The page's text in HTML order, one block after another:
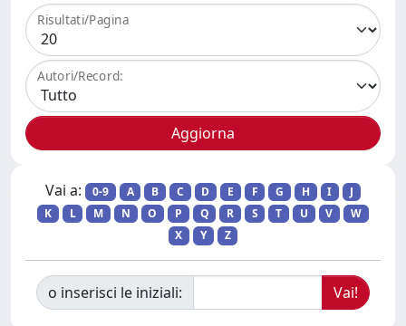
Risultati/Pagina
Autori/Record:
Vai a: 0-9 A B C D E F G H I
J
K
L M N O P Q R S T U V
W
X
Y Z
o inserisci le iniziali: